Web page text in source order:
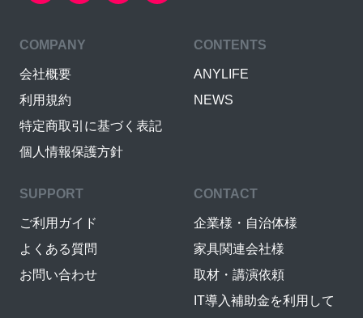
COMPANY
会社概要
利用規約
特定商取引に基づく表記
個人情報保護方針
CONTENTS
ANYLIFE
NEWS
SUPPORT
ご利用ガイド
よくある質問
お問い合わせ
CONTACT
企業様・自治体様
家具関連会社様
取材・講演依頼
IT導入補助金を利用して